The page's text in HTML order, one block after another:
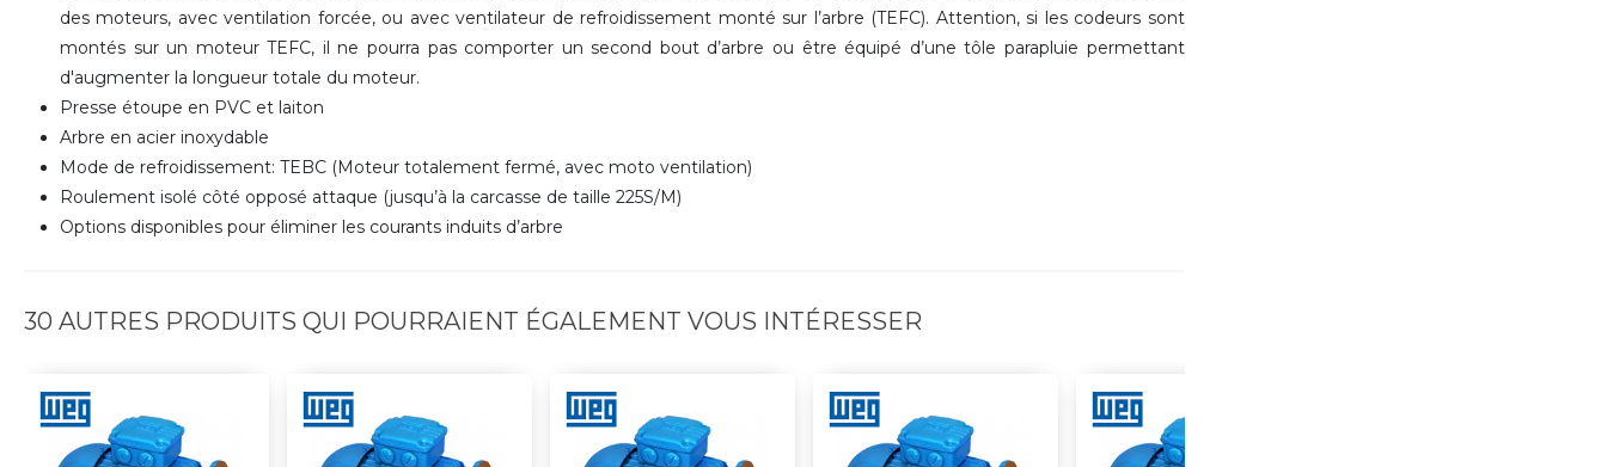
des moteurs, avec ventilation forcée, ou avec ventilateur de refroidissement monté sur l’arbre (TEFC). Attention, si les codeurs sont
montés sur un moteur TEFC, il ne pourra pas comporter un second bout d’arbre ou être équipé d’une tôle parapluie permettant
d'augmenter la longueur totale du moteur.
Presse étoupe en PVC et laiton
Arbre en acier inoxydable
Mode de refroidissement: TEBC (Moteur totalement fermé, avec moto ventilation)
Roulement isolé côté opposé attaque (jusqu’à la carcasse de taille 225S/M)
Options disponibles pour éliminer les courants induits d’arbre
30 AUTRES PRODUITS QUI POURRAIENT ÉGALEMENT VOUS INTÉRESSER